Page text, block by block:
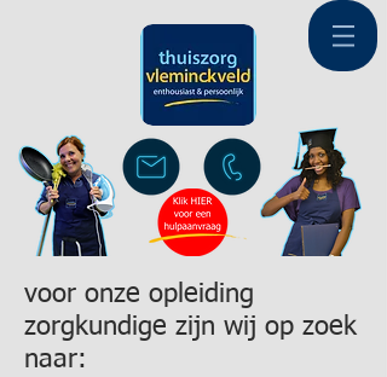
voor onze opleiding
zorgkundige zijn wij op zoek
naar: